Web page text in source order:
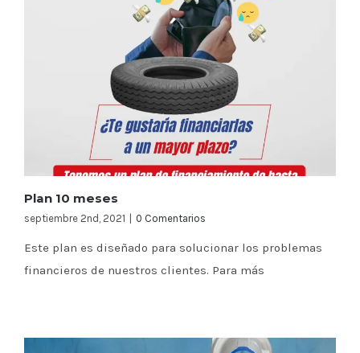
Plan 10 meses
septiembre 2nd, 2021 0 Comentarios
Este plan es diseñado para solucionar los problemas
financieros de nuestros clientes. Para más